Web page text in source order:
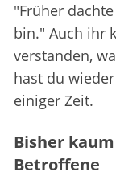
"Früher
bin." Auch ihr
verstanden,
hast du
einiger Zeit.
Bisher
Betroffene